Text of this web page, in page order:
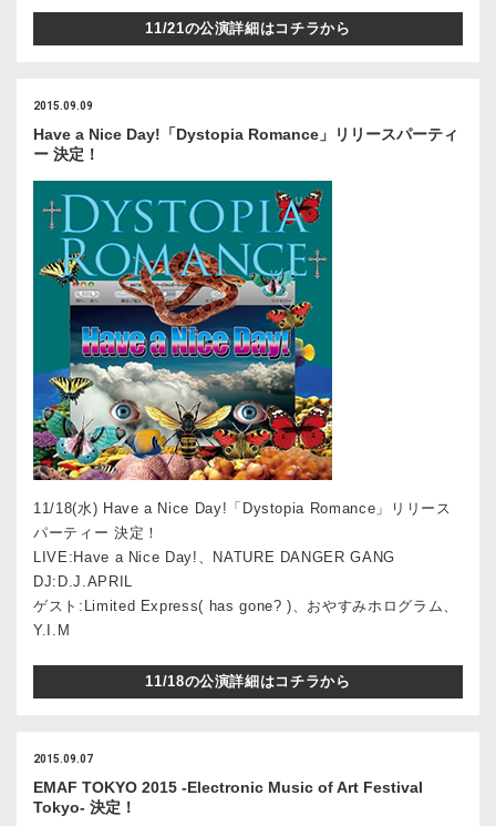
11/21の公演詳細はコチラから
2015.09.09
Have a Nice Day!「Dystopia Romance」リリースパーティ
ー 決定！
11/18(水) Have a Nice Day!「Dystopia Romance」リリース
パーティー 決定！
LIVE:Have a Nice Day!、NATURE DANGER GANG
DJ:D.J.APRIL
ゲスト:Limited Express( has gone? )、おやすみホログラム、
Y.I.M
11/18の公演詳細はコチラから
2015.09.07
EMAF TOKYO 2015 -Electronic Music of Art Festival
Tokyo- 決定！